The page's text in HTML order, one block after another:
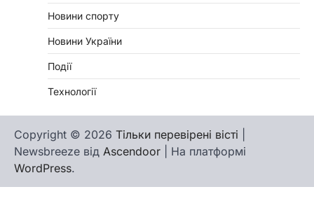
Новини спорту
Новини України
Події
Технології
Copyright © 2026 Тільки перевірені вісті
Newsbreeze від Ascendoor | На платформі
WordPress.